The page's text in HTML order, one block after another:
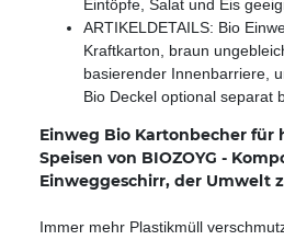
Eintöpfe, Salat und Eis
ARTIKELDETAILS: Bio
Kraftkarton, braun
basierender Innenbarriere,
Bio Deckel optional separat
Einweg Bio Kartonbecher für
Speisen von BIOZOYG -
Einweggeschirr, der Umwelt
Immer mehr Plastikmüll